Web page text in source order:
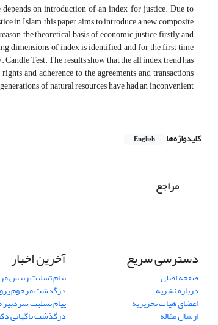
on introduction of an index for justice. Due to
in Islam, this paper aims to introduce a new composite
the theoretical basis of economic justice firstly and
dimensions of index is identified, and for the first time
Test. The results show that the all index trend has
and adherence to the agreements and transactions
of natural resources have had an inconvenient
کلیدواژه‌ها English
مراجع
دسترسی سریع
صفحه اصلی
درباره نشریه
اعضای هیات تحریریه
ارسال مقاله
آخرین اخبار
پیام تسلیت رییس
درگذشت مرحوم
پیام تسلیت
درگذشت ناگهانی